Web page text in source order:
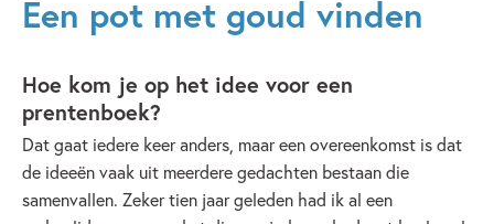
Een pot met goud vinden
Hoe kom je op het idee voor een
prentenboek?
Dat gaat iedere keer anders, maar een overeenkomst is dat
de ideeën vaak uit meerdere gedachten bestaan die
samenvallen. Zeker tien jaar geleden had ik al een